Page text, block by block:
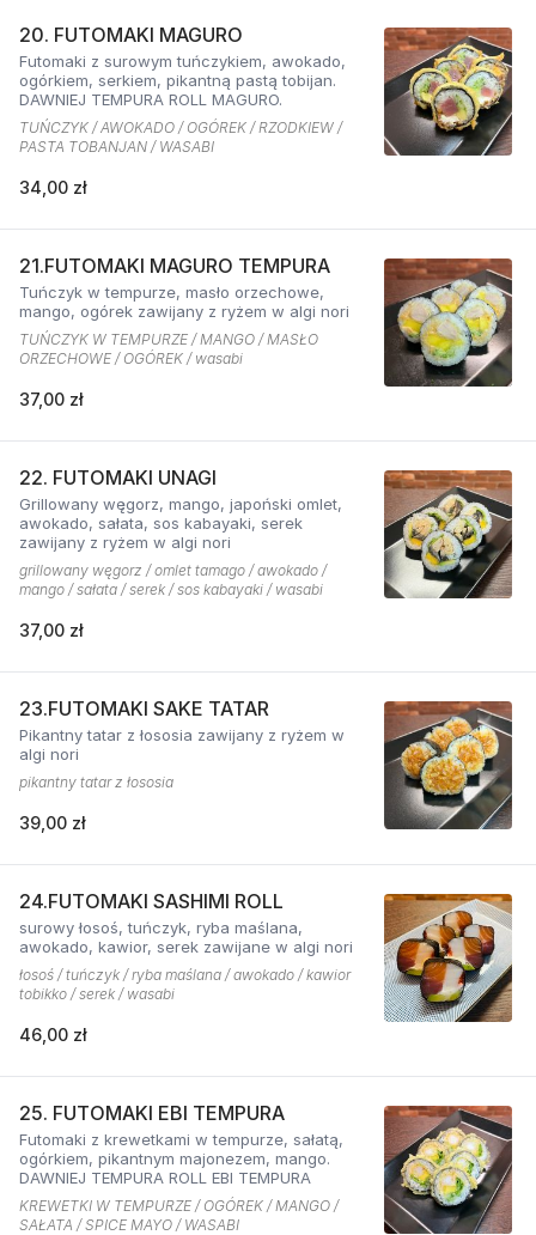
20. FUTOMAKI MAGURO
Futomaki z surowym tuńczykiem, awokado,
ogórkiem, serkiem, pikantną pastą tobijan.
DAWNIEJ TEMPURA ROLL MAGURO.
TUŃCZYK / AWOKADO / OGÓREK / RZODKIEW /
PASTA TOBANJAN / WASABI
34,00 zł
21.FUTOMAKI MAGURO TEMPURA
Tuńczyk w tempurze, masło orzechowe,
mango, ogórek zawijany z ryżem w algi nori
TUŃCZYK W TEMPURZE / MANGO / MASŁO
ORZECHOWE / OGÓREK / wasabi
37,00 zł
22. FUTOMAKI UNAGI
Grillowany węgorz, mango, japoński omlet,
awokado, sałata, sos kabayaki, serek
zawijany z ryżem w algi nori
grillowany węgorz / omlet tamago / awokado /
mango / sałata / serek / sos kabayaki / wasabi
37,00 zł
23.FUTOMAKI SAKE TATAR
Pikantny tatar z łososia zawijany z ryżem w
algi nori
pikantny tatar z łososia
39,00 zł
24.FUTOMAKI SASHIMI ROLL
surowy łosoś, tuńczyk, ryba maślana,
awokado, kawior, serek zawijane w algi nori
łosoś / tuńczyk / ryba maślana / awokado / kawior
tobikko / serek / wasabi
46,00 zł
25. FUTOMAKI EBI TEMPURA
Futomaki z krewetkami w tempurze, sałatą,
ogórkiem, pikantnym majonezem, mango.
DAWNIEJ TEMPURA ROLL EBI TEMPURA
KREWETKI W TEMPURZE / OGÓREK / MANGO /
SAŁATA / SPICE MAYO / WASABI